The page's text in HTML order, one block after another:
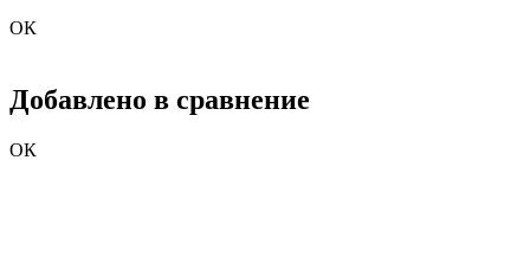
ОК
Добавлено в сравнение
ОК